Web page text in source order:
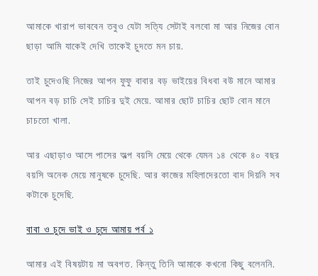
আমাকে খারাপ ভাববেন তবুও যেটা সত্যি সেটাই বলবো মা আর নিজের বোন
ছাড়া আমি যাকেই দেখি তাকেই চুদতে মন চায়.
তাই চুদেওছি নিজের আপন ফুফু বাবার বড় ভাইয়ের বিধবা বউ মানে আমার
আপন বড় চাচি সেই চাচির দুই মেয়ে. আমার ছোট চাচির ছোট বোন মানে
চাচতো খালা.
আর এছাড়াও আসে পাসের অল্প বয়সি মেয়ে থেকে যেমন ১৪ থেকে ৪০ বছর
বয়সি অনেক মেয়ে মানুষকে চুদেছি. আর কাজের মহিলাদেরতো বাদ দিয়নি সব
কটাকে চুদেছি.
বাবা ও চুদে ভাই ও চুদে আমায় পর্ব ১
আমার এই বিষয়টায় মা অবগত. কিন্তু তিনি আমাকে কখনো কিছু বলেননি.